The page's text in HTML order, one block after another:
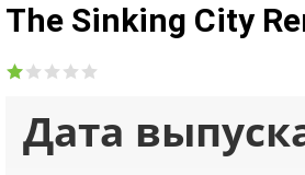
The Sinking City
Дата